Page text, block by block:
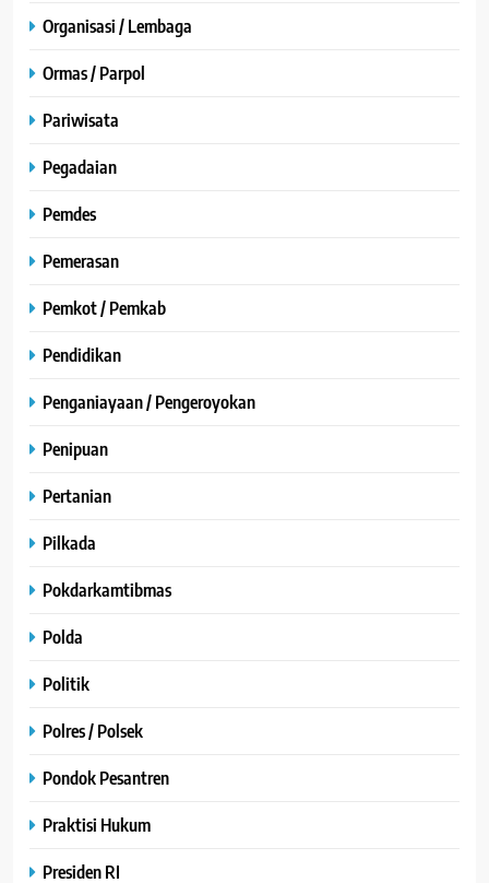
Organisasi / Lembaga
Ormas / Parpol
Pariwisata
Pegadaian
Pemdes
Pemerasan
Pemkot / Pemkab
Pendidikan
Penganiayaan / Pengeroyokan
Penipuan
Pertanian
Pilkada
Pokdarkamtibmas
Polda
Politik
Polres / Polsek
Pondok Pesantren
Praktisi Hukum
Presiden RI